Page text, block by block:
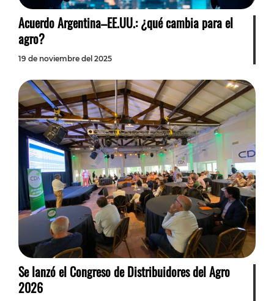
Acuerdo Argentina–EE.UU.: ¿qué cambia para el
agro?
19 de noviembre del 2025
Se lanzó el Congreso de Distribuidores del Agro
2026